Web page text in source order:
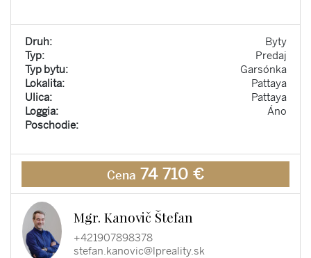
Druh:
Byty
Typ:
Predaj
Typ bytu:
Garsónka
Lokalita:
Pattaya
Ulica:
Pattaya
Loggia:
Áno
Poschodie:
Cena 74 710 €
Mgr. Kanovič Štefan
+421907898378
stefan.kanovic@lpreality.sk